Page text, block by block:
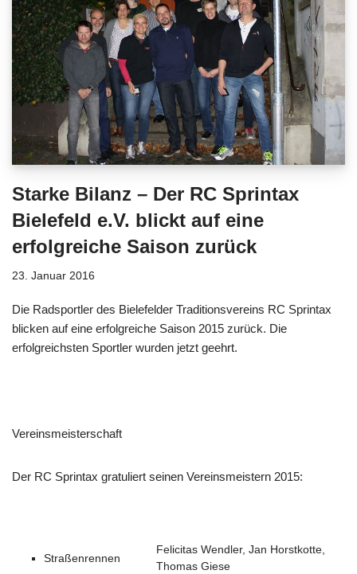
Starke Bilanz – Der RC Sprintax
Bielefeld e.V. blickt auf eine
erfolgreiche Saison zurück
23. Januar 2016
Die Radsportler des Bielefelder Traditionsvereins RC Sprintax
blicken auf eine erfolgreiche Saison 2015 zurück. Die
erfolgreichsten Sportler wurden jetzt geehrt.
Vereinsmeisterschaft
Der RC Sprintax gratuliert seinen Vereinsmeistern 2015:
Straßenrennen
Felicitas Wendler, Jan Horstkotte,
Thomas Giese